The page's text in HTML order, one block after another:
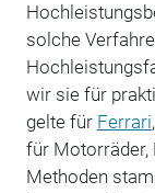
solche
wir sie für
gelte für Ferrari,
für Motorräder,
Methoden